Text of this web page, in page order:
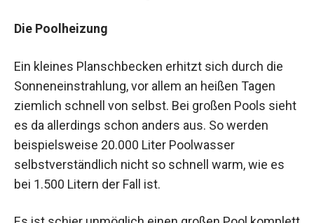
Die Poolheizung
Ein kleines Planschbecken erhitzt sich durch die
Sonneneinstrahlung, vor allem an heißen Tagen
ziemlich schnell von selbst. Bei großen Pools sieht
es da allerdings schon anders aus. So werden
beispielsweise 20.000 Liter Poolwasser
selbstverständlich nicht so schnell warm, wie es
bei 1.500 Litern der Fall ist.